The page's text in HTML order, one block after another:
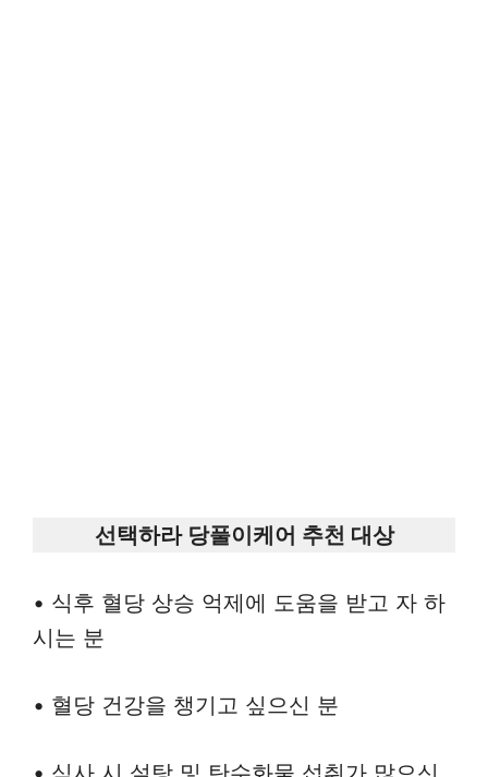
선택하라 당풀이케어 추천 대상
• 식후 혈당 상승 억제에 도움을 받고 자 하
시는 분
• 혈당 건강을 챙기고 싶으신 분